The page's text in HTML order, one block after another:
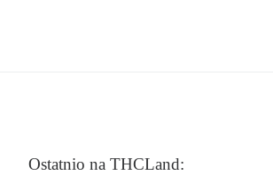
Ostatnio na THCLand: